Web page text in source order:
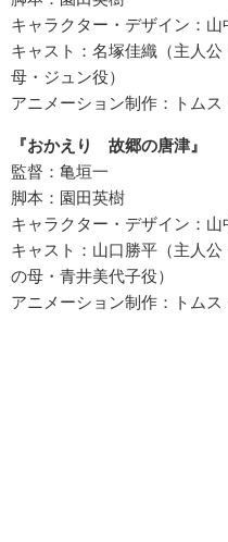
キャラクター・デザイン：山
キャスト：名塚佳織（主人
母・ジュン役）
アニメーション制作：トムス
『おかえり 故郷の唐津』
監督：亀垣一
脚本：園田英樹
キャラクター・デザイン：山
キャスト：山口勝平（主人
の母・青井美代子役）
アニメーション制作：トムス